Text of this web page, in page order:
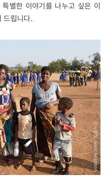
별한 이야기를 나누고 싶은 이
드립니다.